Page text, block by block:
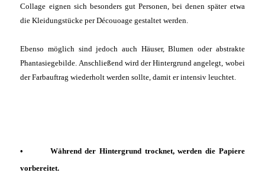
Collage eignen sich besonders gut Personen, bei denen später etwa
die Kleidungstücke per Découoage gestaltet werden.
Ebenso möglich sind jedoch auch Häuser, Blumen oder abstrakte
Phantasiegebilde. Anschließend wird der Hintergrund angelegt, wobei
der Farbauftrag wiederholt werden sollte, damit er intensiv leuchtet.
• Während der Hintergrund trocknet, werden die Papiere
vorbereitet.